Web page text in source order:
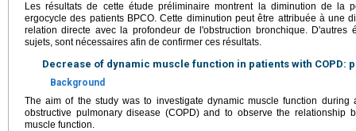
Les résultats de cette étude préliminaire montrent la diminution de la
ergocycle des patients BPCO. Cette diminution peut être attribuée à une
relation directe avec la profondeur de l'obstruction bronchique.
sujets, sont nécessaires afin de confirmer ces résultats.
Decrease of dynamic muscle function in patients with COPD:
Background
The aim of the study was to investigate dynamic muscle function during
obstructive pulmonary disease (COPD) and to observe the relationship
muscle function.